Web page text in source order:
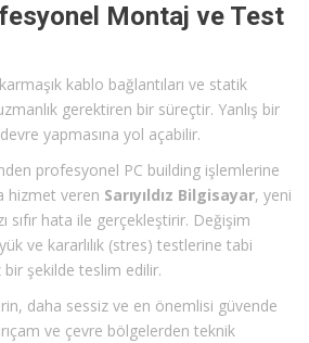
Montaj ve Test
kablo bağlantıları ve statik
gerektiren bir süreçtir. Yanlış bir
yapmasına yol açabilir.
profesyonel PC building işlemlerine
hizmet veren Sarıyıldız Bilgisayar, yeni
sıfır hata ile gerçekleştirir. Değişim
ve kararlılık (stres) testlerine tabi
şekilde teslim edilir.
daha sessiz ve en önemlisi güvende
ve çevre bölgelerden teknik